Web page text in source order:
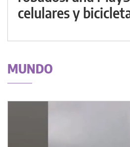
celulares y
MUNDO